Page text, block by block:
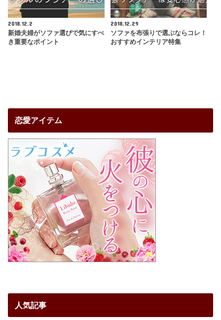
2018.12.2
新婚夫婦がソファ選びで気にすべ
き重要なポイント
2018.12.29
ソファを布張りで選ぶならコレ！
おすすめインテリア特集
恋愛アイテム
人気記事